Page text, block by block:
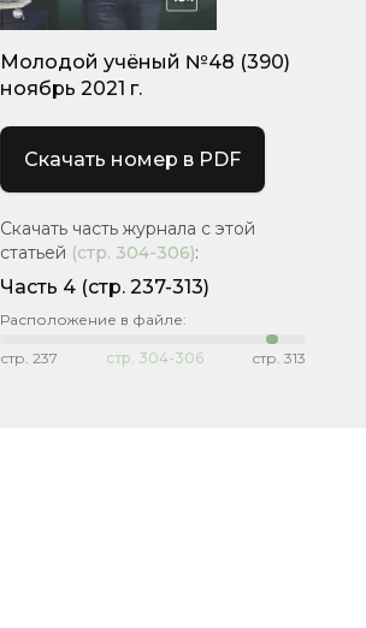
Молодой учёный №48 (390)
ноябрь 2021 г.
Скачать номер в PDF
Скачать часть журнала с этой
статьей (стр. 304-306):
Часть 4 (стр. 237-313)
Расположение в файле:
стр. 237 стр. 304-306 стр. 313